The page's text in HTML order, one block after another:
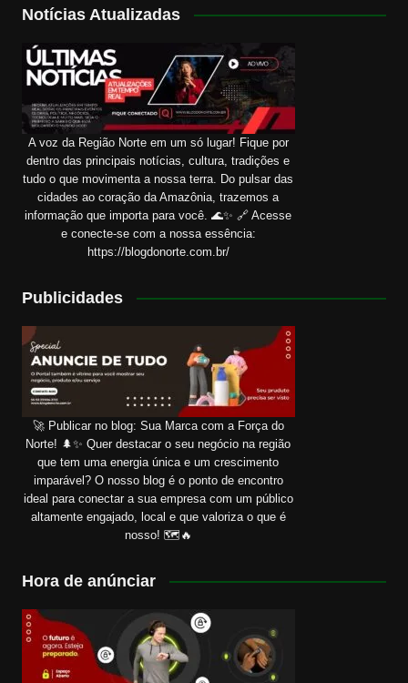
Notícias Atualizadas
A voz da Região Norte em um só lugar! Fique por
dentro das principais notícias, cultura, tradições e
tudo o que movimenta a nossa terra. Do pulsar das
cidades ao coração da Amazônia, trazemos a
informação que importa para você. 🌊✨ 🔗 Acesse
e conecte-se com a nossa essência:
https://blogdonorte.com.br/
Publicidades
🚀 Publicar no blog: Sua Marca com a Força do
Norte! 🌲✨ Quer destacar o seu negócio na região
que tem uma energia única e um crescimento
imparável? O nosso blog é o ponto de encontro
ideal para conectar a sua empresa com um público
altamente engajado, local e que valoriza o que é
nosso! 🗺️🔥
Hora de anúnciar